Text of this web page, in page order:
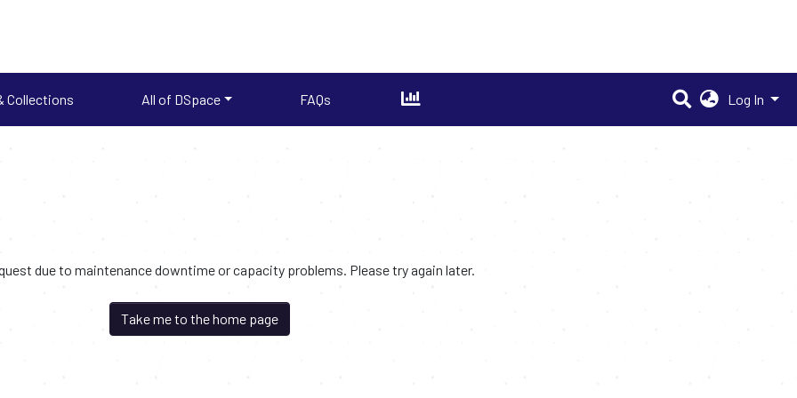
Collections All of DSpace FAQs Log In
due to maintenance downtime or capacity problems. Please try again later.
Take me to the home page